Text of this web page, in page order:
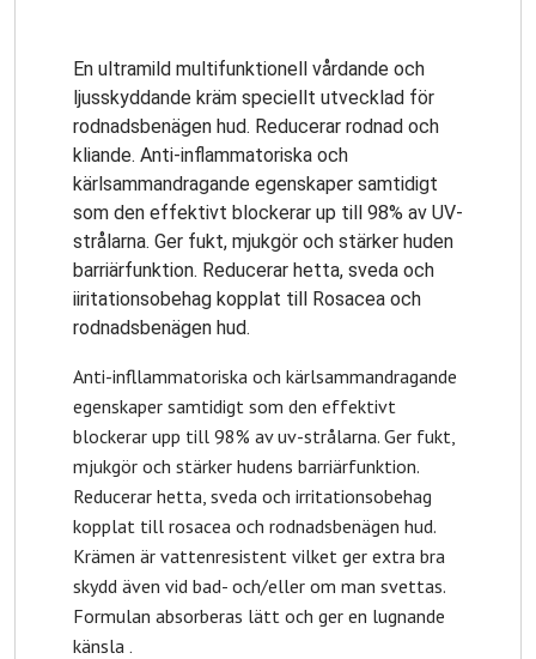
En ultramild multifunktionell vårdande och
ljusskyddande kräm speciellt utvecklad för
rodnadsbenägen hud. Reducerar rodnad och
kliande. Anti-inflammatoriska och
kärlsammandragande egenskaper samtidigt
som den effektivt blockerar up till 98% av UV-
strålarna. Ger fukt, mjukgör och stärker huden
barriärfunktion. Reducerar hetta, sveda och
iiritationsobehag kopplat till Rosacea och
rodnadsbenägen hud.
Anti-infllammatoriska och kärlsammandragande
egenskaper samtidigt som den effektivt
blockerar upp till 98% av uv-strålarna. Ger fukt,
mjukgör och stärker hudens barriärfunktion.
Reducerar hetta, sveda och irritationsobehag
kopplat till rosacea och rodnadsbenägen hud.
Krämen är vattenresistent vilket ger extra bra
skydd även vid bad- och/eller om man svettas.
Formulan absorberas lätt och ger en lugnande
känsla .